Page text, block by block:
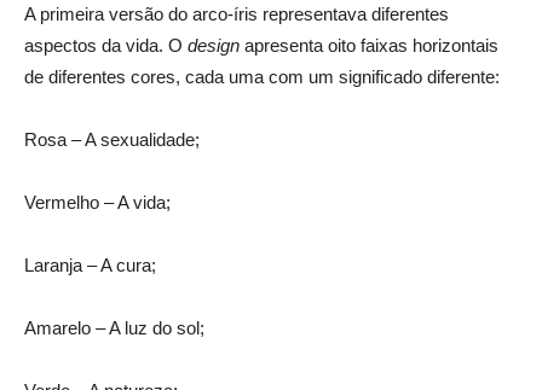
A primeira versão do arco-íris representava diferentes
aspectos da vida. O design apresenta oito faixas horizontais
de diferentes cores, cada uma com um significado diferente:
Rosa – A sexualidade;
Vermelho – A vida;
Laranja – A cura;
Amarelo – A luz do sol;